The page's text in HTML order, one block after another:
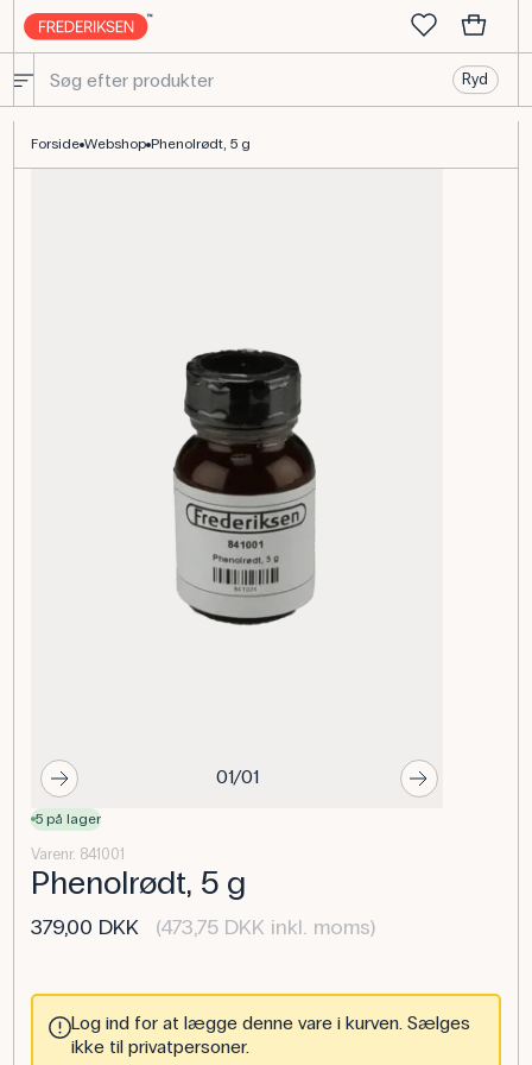
Ryd
Forside Webshop Phenolrødt, 5 g
01/01
5 på lager
Varenr. 841001
Phenolrødt, 5 g
379,00 DKK (473,75 DKK inkl. moms)
Log ind for at lægge denne vare i kurven. Sælges
ikke til privatpersoner.